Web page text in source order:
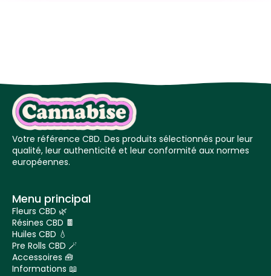
Votre référence CBD. Des produits sélectionnés pour leur
qualité, leur authenticité et leur conformité aux normes
européennes.
Menu principal
Fleurs CBD 🌿
Résines CBD 🍫
Huiles CBD 💧
Pre Rolls CBD 🪄
Accessoires 🧰
Informations 📖